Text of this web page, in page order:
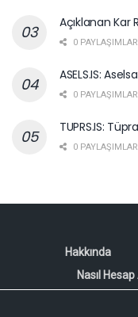
Açıklanan Kar
0 PAYLAŞIMLAR
ASELS.IS:
0 PAYLAŞIMLAR
TUPRS.IS:
0 PAYLAŞIMLAR
Hakkında
Nasıl